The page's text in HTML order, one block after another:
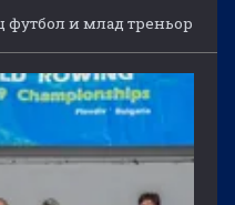
и млад треньор